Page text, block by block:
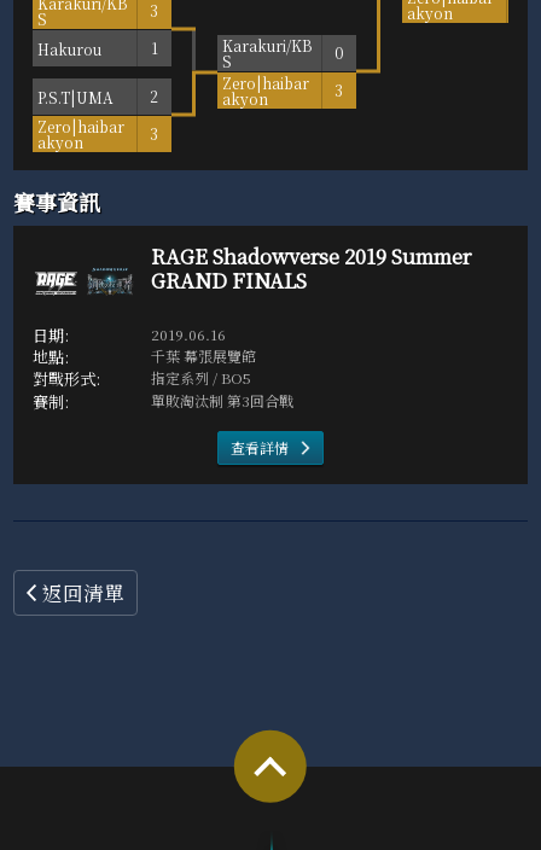
S
3
Hakurou
1
P.S.T|UMA
2
Zero|haibar
akyon 3
Karakuri/KB
S
0
Zero|haibar
akyon 3
akyon
賽事資訊
RAGE Shadowverse 2019 Summer
GRAND FINALS
2019.06.16
千葉 幕張展覽館
指定系列 / BO5
單敗淘汰制 第3回合戰
查看詳情
返回清單